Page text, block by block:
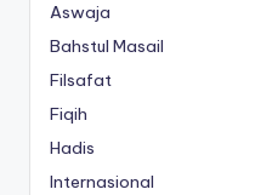
Aswaja
Bahstul Masail
Filsafat
Fiqih
Hadis
Internasional